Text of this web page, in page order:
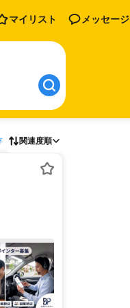
マイリスト メッセージ
関連度順